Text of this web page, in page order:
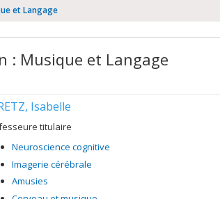
et Langage
: Musique et Langage
Isabelle
titulaire
Neuroscience cognitive
Imagerie cérébrale
Amusies